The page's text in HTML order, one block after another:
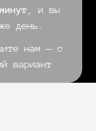
, и вы
день.
нам — с
вариант